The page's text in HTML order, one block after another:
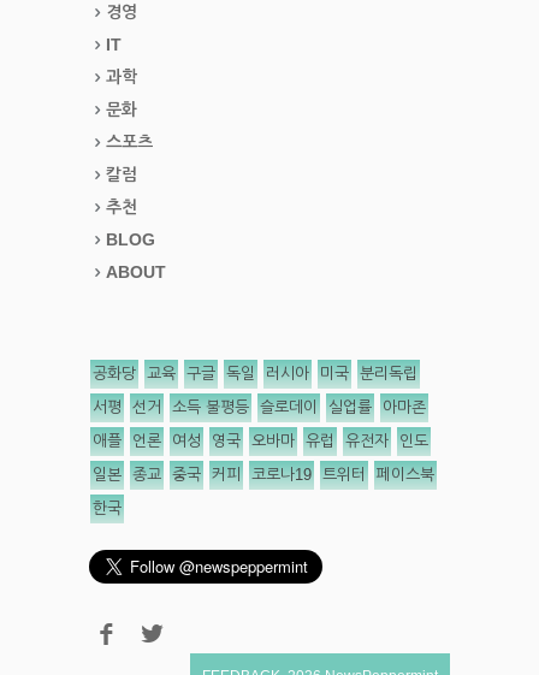
경영
IT
과학
문화
스포츠
칼럼
추천
BLOG
ABOUT
공화당 교육 구글 독일 러시아 미국 분리독립
서평 선거 소득 불평등 슬로데이 실업률 아마존
애플 언론 여성 영국 오바마 유럽 유전자 인도
일본 종교 중국 커피 코로나19 트위터 페이스북
한국